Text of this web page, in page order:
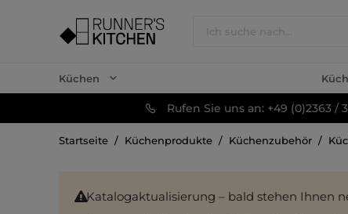
Küchen
Rufen Sie uns an: +49 (0)2363 /
Startseite Küchenprodukte Küchenzubehör
Katalogaktualisierung – bald stehen Ihnen